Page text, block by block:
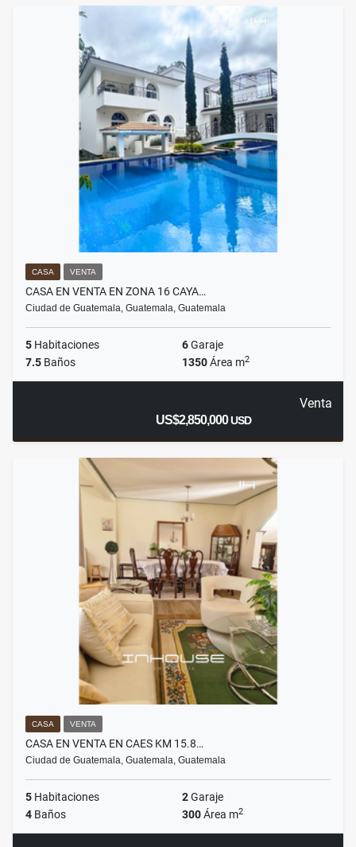
CASA VENTA
CASA EN VENTA EN ZONA 16 CAYA…
Ciudad de Guatemala, Guatemala, Guatemala
5 Habitaciones 6Garaje
7.5 Baños 1350Área m2
Venta
US$2,850,000USD
CASA VENTA
CASA EN VENTA EN CAES KM 15.8…
Ciudad de Guatemala, Guatemala, Guatemala
5 Habitaciones 2Garaje
4 Baños 300Área m2